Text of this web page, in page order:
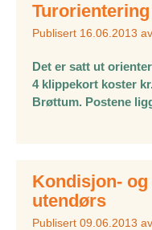
Publisert 16.06.2013 av
Det er satt ut
4 klippekort koster
Brøttum. Postene
Kondisjon-
utendørs
Publisert 09.06.2013 av